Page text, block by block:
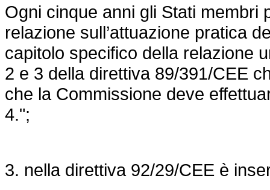
Ogni cinque anni gli Stati membri
relazione sull’attuazione pratica
capitolo specifico della relazione
2 e 3 della direttiva 89/391/CEE
che la Commissione deve
4.";
3. nella direttiva 92/29/CEE è